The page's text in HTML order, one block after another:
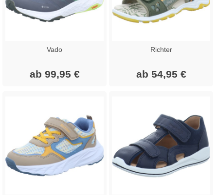
Vado
ab 99,95 €
Richter
ab 54,95 €